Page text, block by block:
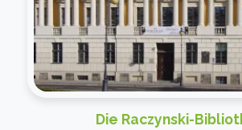
Die Raczynski-